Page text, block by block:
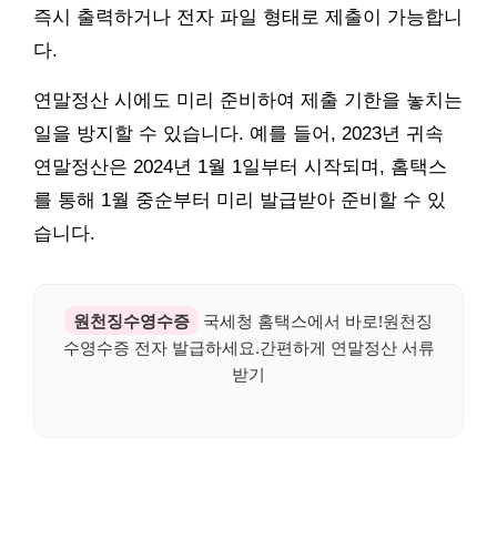
즉시 출력하거나 전자 파일 형태로 제출이 가능합니
다.
연말정산 시에도 미리 준비하여 제출 기한을 놓치는
일을 방지할 수 있습니다. 예를 들어, 2023년 귀속
연말정산은 2024년 1월 1일부터 시작되며, 홈택스
를 통해 1월 중순부터 미리 발급받아 준비할 수 있
습니다.
원천징수영수증
국세청 홈택스에서 바로!원천징
수영수증 전자 발급하세요.간편하게 연말정산 서류
받기